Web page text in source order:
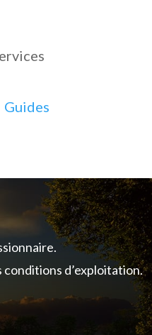
Guides
d’exploitation.